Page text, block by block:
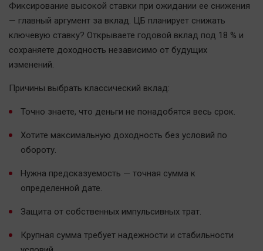
Фиксирование высокой ставки при ожидании ее снижения
— главный аргумент за вклад. ЦБ планирует снижать
ключевую ставку? Открываете годовой вклад под 18 % и
сохраняете доходность независимо от будущих
изменений.
Причины выбрать классический вклад:
Точно знаете, что деньги не понадобятся весь срок.
Хотите максимальную доходность без условий по
обороту.
Нужна предсказуемость — точная сумма к
определенной дате.
Защита от собственных импульсивных трат.
Крупная сумма требует надежности и стабильности